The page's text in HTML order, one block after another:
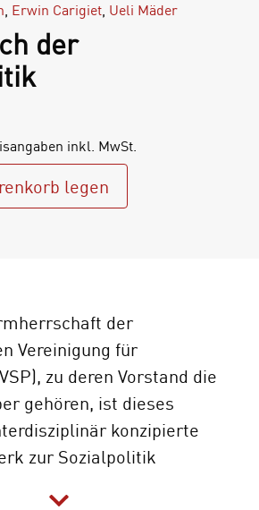
, Erwin Carigiet, Ueli Mäder
der
inkl. MwSt.
legen
der
Vereinigung für
zu deren Vorstand die
gehören, ist dieses
konzipierte
zur Sozialpolitik